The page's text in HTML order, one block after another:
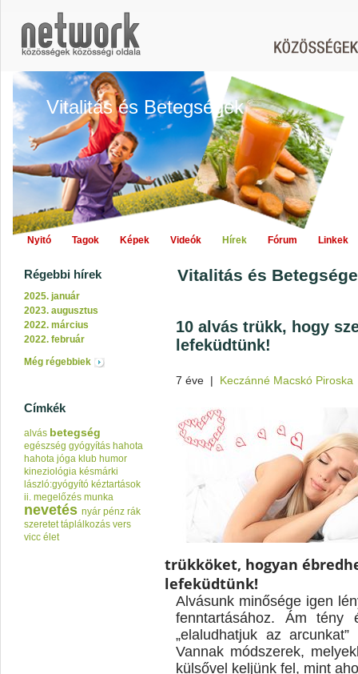
Vitalitás és Betegségek
Nyitó Tagok Képek Videók Hírek Fórum Linkek
Régebbi hírek
2025. január
2023. augusztus
2022. március
2022. február
Még régebbiek
Címkék
alvás betegség
egészség gyógyítás hahota
hahota jóga klub humor
kineziológia késmárki
lászló:gyógyító kéztartások
ii. megelőzés munka
nevetés nyár pénz rák
szeretet táplálkozás vers
vicc élet
Vitalitás és
10 alvás trükk, hogy
lefeküdtünk!
7 éve | Keczánné Macskó Piroska
trükköket, hogyan
lefeküdtünk!
Alvásunk minősége igen
fenntartásához. Ám tény
„elaludhatjuk az
Vannak módszerek,
külsővel keljünk fel, mint